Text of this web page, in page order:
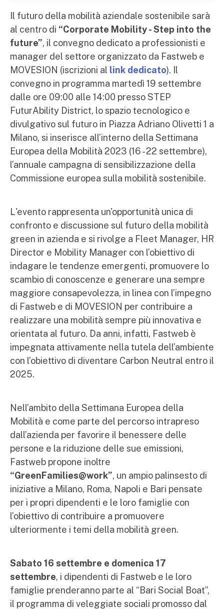
Il futuro della mobilità aziendale sostenibile sarà
al centro di “Corporate Mobility - Step into the
future”, il convegno dedicato a professionisti e
manager del settore organizzato da Fastweb e
MOVESION (iscrizioni al link dedicato). Il
convegno in programma martedì 19 settembre
dalle ore 09:00 alle 14:00 presso STEP
FuturAbility District, lo spazio tecnologico e
divulgativo sul futuro in Piazza Adriano Olivetti 1 a
Milano, si inserisce all’interno della Settimana
Europea della Mobilità 2023 (16 - 22 settembre),
l’annuale campagna di sensibilizzazione della
Commissione europea sulla mobilità sostenibile.
L'evento rappresenta un'opportunità unica di
confronto e discussione sul futuro della mobilità
green in azienda e si rivolge a Fleet Manager, HR
Director e Mobility Manager con l’obiettivo di
indagare le tendenze emergenti, promuovere lo
scambio di conoscenze e generare una sempre
maggiore consapevolezza, in linea con l’impegno
di Fastweb e di MOVESION per contribuire a
realizzare una mobilità sempre più innovativa e
orientata al futuro. Da anni, infatti, Fastweb è
impegnata attivamente nella tutela dell’ambiente
con l’obiettivo di diventare Carbon Neutral entro il
2025.
Nell’ambito della Settimana Europea della
Mobilità e come parte del percorso intrapreso
dall’azienda per favorire il benessere delle
persone e la riduzione delle sue emissioni,
Fastweb propone inoltre
“GreenFamilies@work”, un ampio palinsesto di
iniziative a Milano, Roma, Napoli e Bari pensate
per i propri dipendenti e le loro famiglie con
l’obiettivo di contribuire a promuovere
ulteriormente i temi della mobilità green.
Sabato 16 settembre e domenica 17
settembre, i dipendenti di Fastweb e le loro
famiglie prenderanno parte al “Bari Social Boat”,
il programma di veleggiate sociali promosso dal